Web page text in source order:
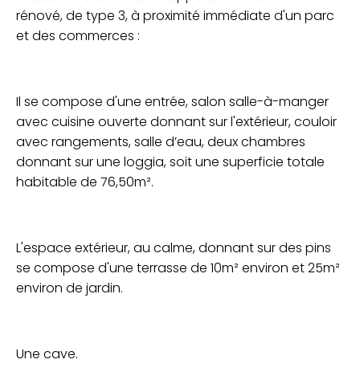
rénové, de type 3, à proximité immédiate d'un parc
et des commerces :
Il se compose d'une entrée, salon salle-à-manger
avec cuisine ouverte donnant sur l'extérieur, couloir
avec rangements, salle d’eau, deux chambres
donnant sur une loggia, soit une superficie totale
habitable de 76,50m².
L'espace extérieur, au calme, donnant sur des pins
se compose d'une terrasse de 10m² environ et 25m²
environ de jardin.
Une cave.